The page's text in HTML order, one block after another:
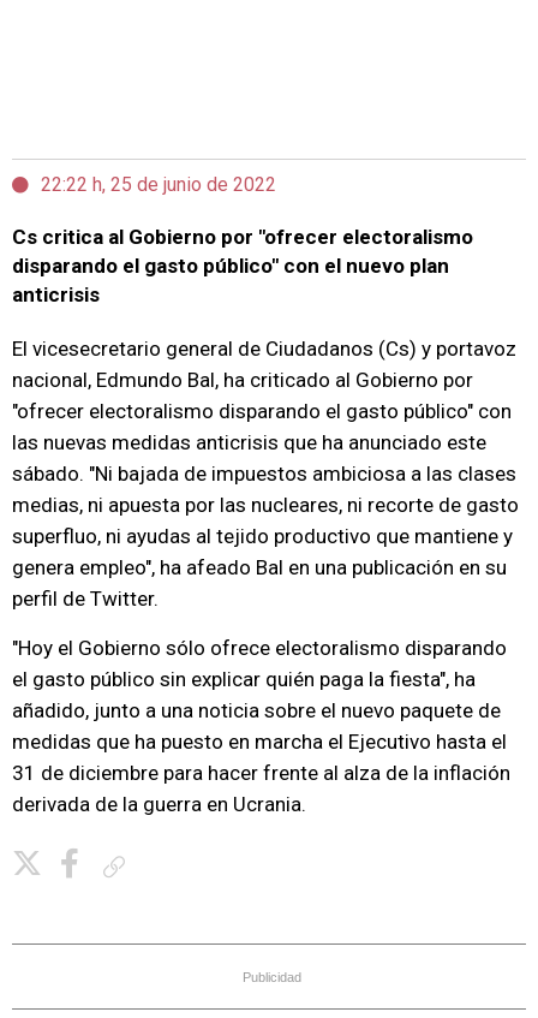
22:22 h, 25 de junio de 2022
Cs critica al Gobierno por "ofrecer electoralismo
disparando el gasto público" con el nuevo plan
anticrisis
El vicesecretario general de Ciudadanos (Cs) y portavoz
nacional, Edmundo Bal, ha criticado al Gobierno por
"ofrecer electoralismo disparando el gasto público" con
las nuevas medidas anticrisis que ha anunciado este
sábado. "Ni bajada de impuestos ambiciosa a las clases
medias, ni apuesta por las nucleares, ni recorte de gasto
superfluo, ni ayudas al tejido productivo que mantiene y
genera empleo", ha afeado Bal en una publicación en su
perfil de Twitter.
"Hoy el Gobierno sólo ofrece electoralismo disparando
el gasto público sin explicar quién paga la fiesta", ha
añadido, junto a una noticia sobre el nuevo paquete de
medidas que ha puesto en marcha el Ejecutivo hasta el
31 de diciembre para hacer frente al alza de la inflación
derivada de la guerra en Ucrania.
Publicidad